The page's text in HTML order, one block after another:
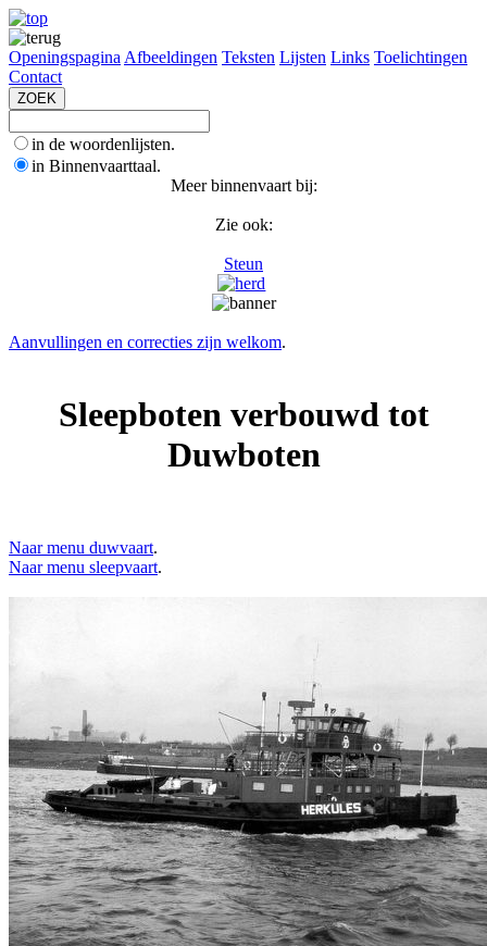
Openingspagina Afbeeldingen Teksten Lijsten Links Toelichtingen
Contact
in de woordenlijsten.
in Binnenvaarttaal.
Meer binnenvaart bij:
Zie ook:
Steun
Aanvullingen en correcties zijn welkom.
Sleepboten verbouwd tot
Duwboten
Naar menu duwvaart.
Naar menu sleepvaart.